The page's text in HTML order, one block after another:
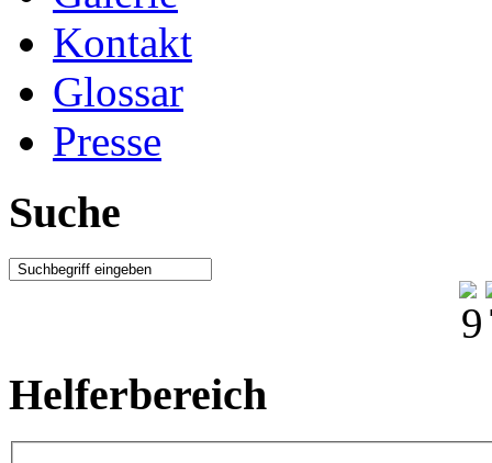
Kontakt
Glossar
Presse
Suche
Helferbereich